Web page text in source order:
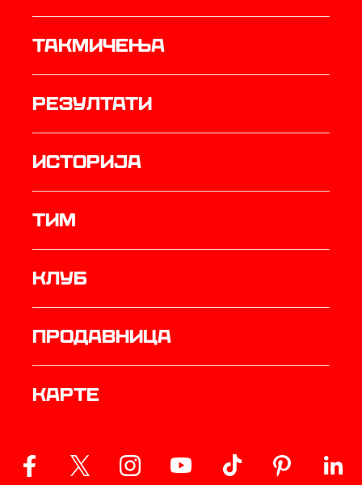
Такмичења
резултати
историја
ТИМ
Клуб
продавница
Карте